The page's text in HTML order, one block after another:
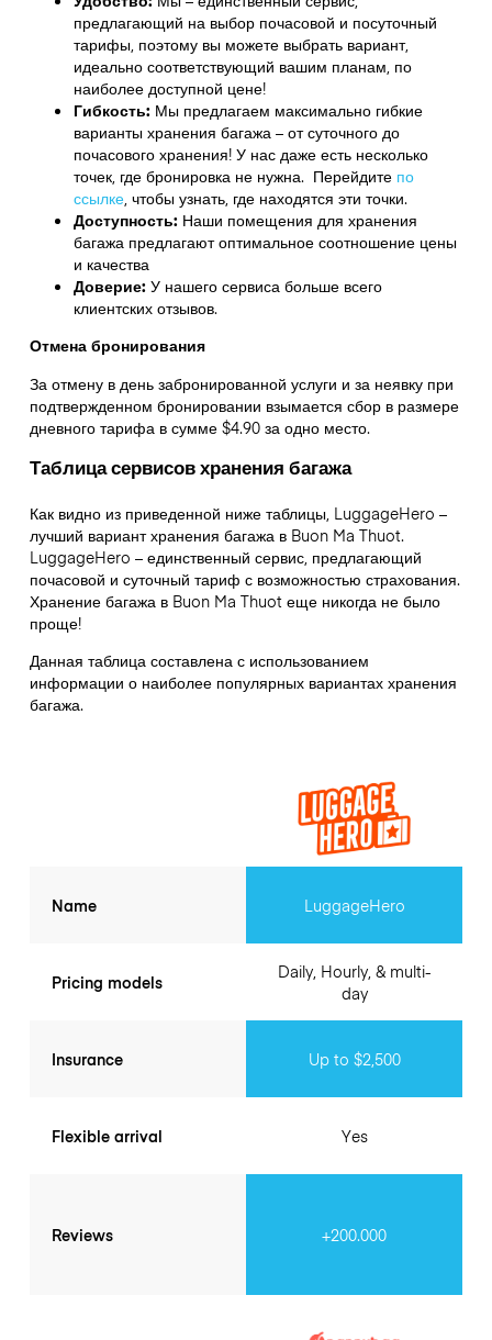
предлагающий на выбор почасовой и посуточный
тарифы, поэтому вы можете выбрать вариант,
идеально соответствующий вашим планам, по
наиболее доступной цене!
Гибкость: Мы предлагаем максимально гибкие
варианты хранения багажа – от суточного до
почасового хранения! У нас даже есть несколько
точек, где бронировка не нужна. Перейдите по
ссылке,чтобы узнать, где находятся эти точки.
Доступность: Наши помещения для хранения
багажа предлагают оптимальное соотношение цены
и качества
Доверие: У нашего сервиса больше всего
клиентских отзывов.
Отмена бронирования
За отмену в день забронированной услуги и за неявку при
подтвержденном бронировании взымается сбор в размере
дневного тарифа в сумме $4.90 за одно место.
Таблица сервисов хранения багажа
Как видно из приведенной ниже таблицы, LuggageHero –
лучший вариант хранения багажа в Buon Ma Thuot.
LuggageHero – единственный сервис, предлагающий
почасовой и суточный тариф с возможностью страхования.
Хранение багажа в Buon Ma Thuotеще никогда не было
проще!
Данная таблица составлена с использованием
информации о наиболее популярных вариантах хранения
багажа.
Name
Pricing models
Insurance
Flexible arrival
Reviews
LuggageHero
Daily, Hourly, & multi-
day
Up to $2,500
Yes
+200.000